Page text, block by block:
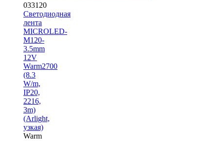
033120
Светодиодная
лента
MICROLED-
M120-
3.5mm
12V
Warm2700
(8.3
W/m,
IP20,
2216,
3m)
(Arlight,
узкая)
Warm